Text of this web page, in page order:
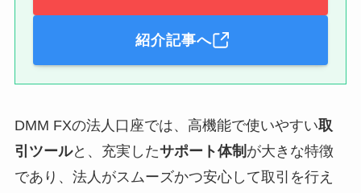
紹介記事へ
DMM FXの法人口座では、高機能で使いやすい取
引ツールと、充実したサポート体制 が大きな特徴
であり、法人がスムーズかつ安心して取引を行え